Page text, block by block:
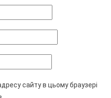
сайту в цьому браузері